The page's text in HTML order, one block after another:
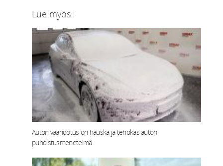
Lue myös:
Auton vaahdotus on hauska ja tehokas auton
puhdistusmenetelmä